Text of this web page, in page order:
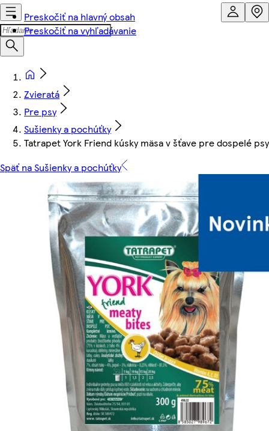
Preskočiť na hlavný obsah
Preskočiť na vyhľadávanie
Zvieratá
Pre psy
Sušienky a pochúťky
Tatrapet York Friend kúsky mäsa v šťave pre dospelé
Späť na Sušienky a pochúťky